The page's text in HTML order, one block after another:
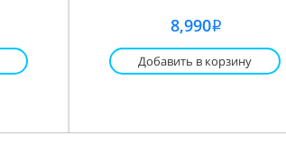
8,990i
Добавить в корзину